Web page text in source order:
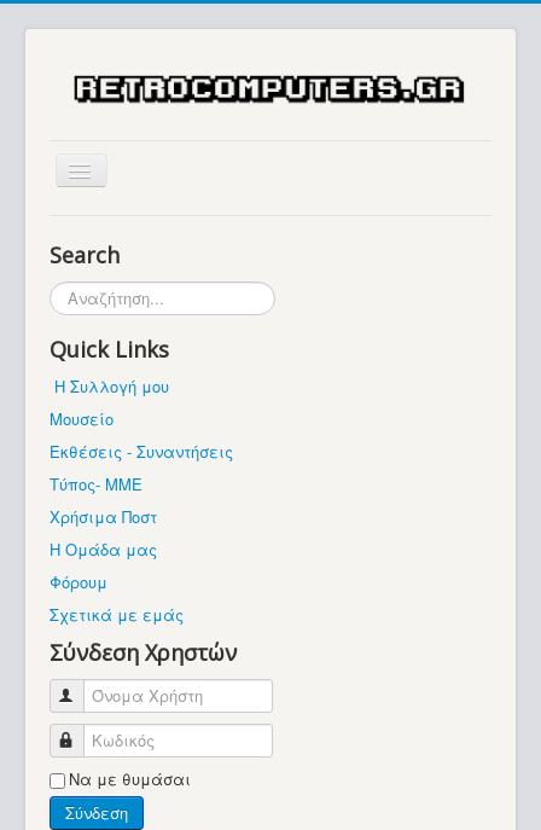
Μουσείο
Βρίσκεστε εδώ:
Search
Αναζήτηση...
Quick Links
Η Συλλογή μου
Μουσείο
Εκθέσεις - Συναντήσεις
Τύπος- ΜΜΕ
Χρήσιμα Ποστ
Η Ομάδα μας
Φόρουμ
Σχετικά με εμάς
Σύνδεση Χρηστών
Όνομα Χρήστη
Κωδικός
Να με θυμάσαι
Σύνδεση